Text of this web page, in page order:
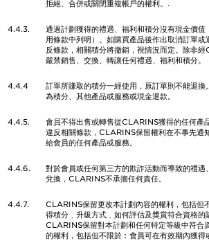
拒絕、合併或關閉重複帳戶的權利。.
4.4.3.
通過計劃獲得的禮遇、福利和積分沒有現金價值
用條款中列明）。如購買產品後作出取消訂單或
反條款，相關積分將撤銷，視情況而定。除非
嚴禁銷售、交換、轉讓任何禮遇、福利和積分。
4.4.4
訂單所賺取的積分一經使用，原訂單則不能退換
為積分、其他產品或服務或現金退款。
4.4.5.
會員不得出售或轉售從CLARINS獲得的任何產
違反相關條款，CLARINS保留權利在不事先通
給會員的任何產品或服務。
4.4.6.
對於會員或任何第三方的欺詐活動而導致的禮
兌換，CLARINS不承擔任何責任。
4.4.7.
CLARINS保留更改本計劃內容的權利，包括但
得積分﹑升級方式﹑如何評估及獎賞符合資格的
CLARINS保留對本計劃和任何特定等級中符合
的權利，包括但不限於︰會員可在有效期內獲得